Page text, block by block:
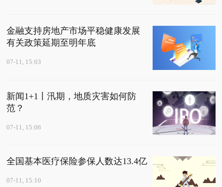
金融支持房地产市场平稳健康发展
有关政策延期至明年底
07-11, 15:03
新闻1+1丨汛期，地质灾害如何防
范？
07-11, 15:06
全国基本医疗保险参保人数达13.4亿
07-11, 15:10